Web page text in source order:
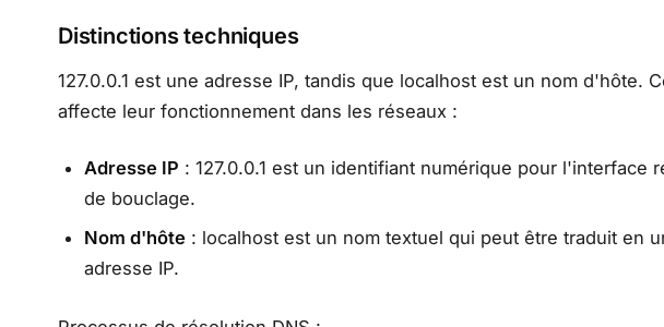
Distinctions techniques
127.0.0.1 est une adresse IP, tandis que localhost est un nom d'hôte.
affecte leur fonctionnement dans les réseaux :
Adresse IP : 127.0.0.1 est un identifiant numérique pour l'interface
de bouclage.
Nom d'hôte : localhost est un nom textuel qui peut être traduit en
adresse IP.